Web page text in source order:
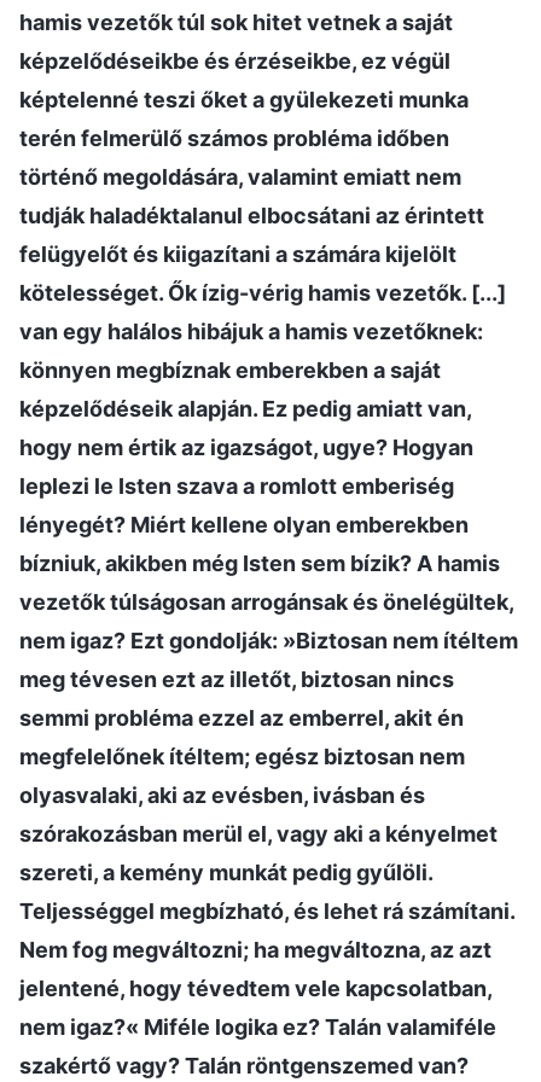
hamis vezetők túl sok hitet vetnek a saját
képzelődéseikbe és érzéseikbe, ez végül
képtelenné teszi őket a gyülekezeti munka
terén felmerülő számos probléma időben
történő megoldására, valamint emiatt nem
tudják haladéktalanul elbocsátani az érintett
felügyelőt és kiigazítani a számára kijelölt
kötelességet. Ők ízig-vérig hamis vezetők. [...]
van egy halálos hibájuk a hamis vezetőknek:
könnyen megbíznak emberekben a saját
képzelődéseik alapján. Ez pedig amiatt van,
hogy nem értik az igazságot, ugye? Hogyan
leplezi le Isten szava a romlott emberiség
lényegét? Miért kellene olyan emberekben
bízniuk, akikben még Isten sem bízik? A hamis
vezetők túlságosan arrogánsak és önelégültek,
nem igaz? Ezt gondolják: »Biztosan nem ítéltem
meg tévesen ezt az illetőt, biztosan nincs
semmi probléma ezzel az emberrel, akit én
megfelelőnek ítéltem; egész biztosan nem
olyasvalaki, aki az evésben, ivásban és
szórakozásban merül el, vagy aki a kényelmet
szereti, a kemény munkát pedig gyűlöli.
Teljességgel megbízható, és lehet rá számítani.
Nem fog megváltozni; ha megváltozna, az azt
jelentené, hogy tévedtem vele kapcsolatban,
nem igaz?« Miféle logika ez? Talán valamiféle
szakértő vagy? Talán röntgenszemed van?